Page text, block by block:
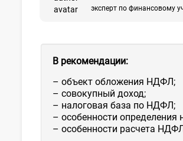
эксперт по финансовому
В рекомендации:
– объект обложения НДФЛ;
– совокупный доход;
– налоговая база по НДФЛ;
– особенности определения
– особенности расчета